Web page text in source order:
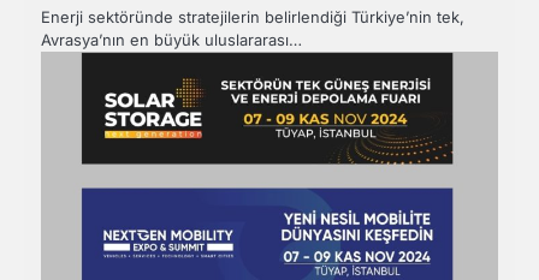
Enerji sektöründe stratejilerin belirlendiği Türkiye’nin tek,
Avrasya’nın en büyük uluslararası…